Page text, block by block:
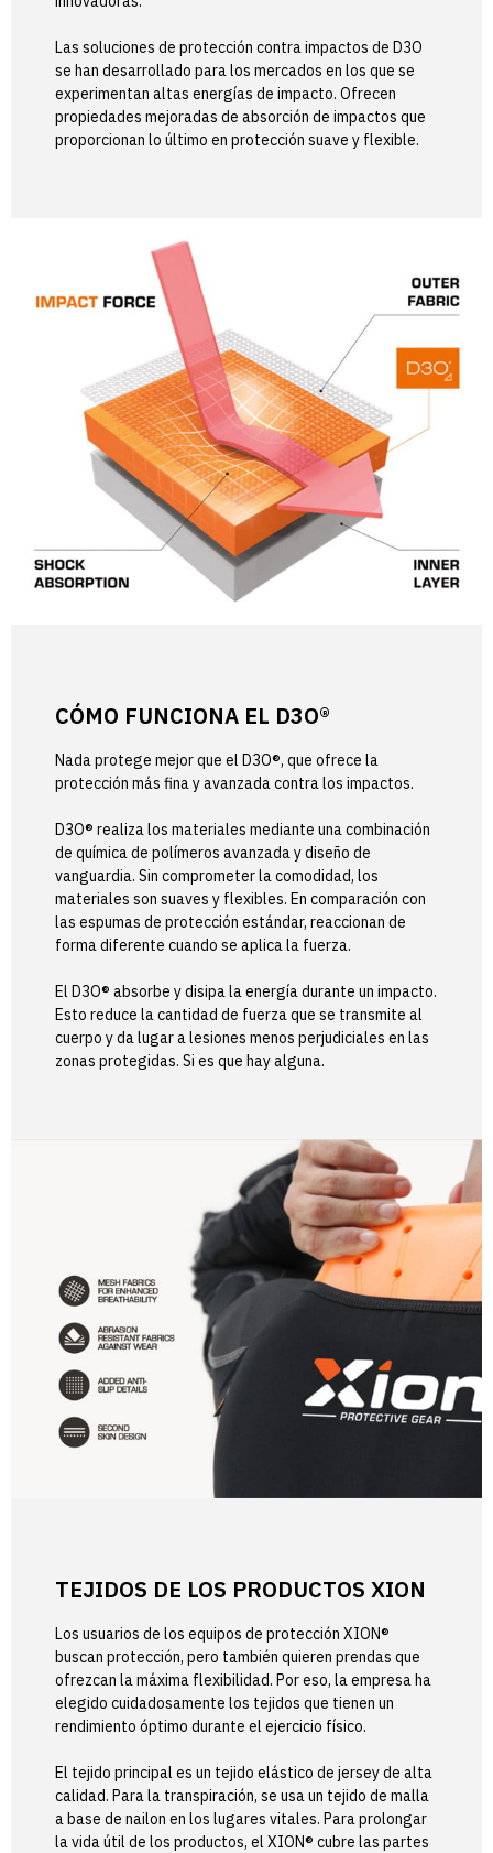
Las soluciones de protección contra impactos de D3O
se han desarrollado para los mercados en los que se
experimentan altas energías de impacto. Ofrecen
propiedades mejoradas de absorción de impactos que
proporcionan lo último en protección suave y flexible.
CÓMO FUNCIONA EL D3O®
Nada protege mejor que el D3O®, que ofrece la
protección más fina y avanzada contra los impactos.
D3O® realiza los materiales mediante una combinación
de química de polímeros avanzada y diseño de
vanguardia. Sin comprometer la comodidad, los
materiales son suaves y flexibles. En comparación con
las espumas de protección estándar, reaccionan de
forma diferente cuando se aplica la fuerza.
El D3O® absorbe y disipa la energía durante un impacto.
Esto reduce la cantidad de fuerza que se transmite al
cuerpo y da lugar a lesiones menos perjudiciales en las
zonas protegidas. Si es que hay alguna.
TEJIDOS DE LOS PRODUCTOS XION
Los usuarios de los equipos de protección XION®
buscan protección, pero también quieren prendas que
ofrezcan la máxima flexibilidad. Por eso, la empresa ha
elegido cuidadosamente los tejidos que tienen un
rendimiento óptimo durante el ejercicio físico.
El tejido principal es un tejido elástico de jersey de alta
calidad. Para la transpiración, se usa un tejido de malla
a base de nailon en los lugares vitales. Para prolongar
la vida útil de los productos, el XION® cubre las partes